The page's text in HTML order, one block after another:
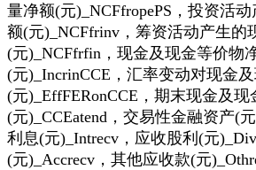
量净额(元)_NCFfropePS，投资活
额(元)_NCFfrinv，筹资活动产生的
(元)_NCFfrfin，现金及现金等价物
(元)_IncrinCCE，汇率变动对现金
(元)_EffFERonCCE，期末现金及
(元)_CCEatend，交易性金融资产(
利息(元)_Intrecv，应收股利(元
(元)_Accrecv，其他应收款(元